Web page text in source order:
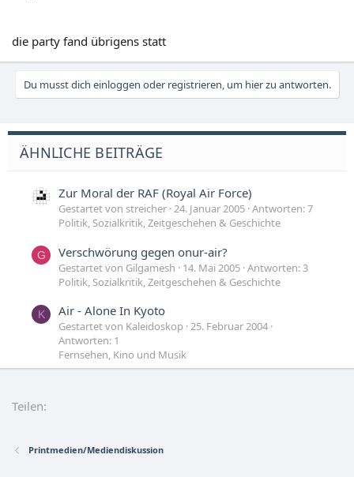
die party fand übrigens statt
Du musst dich einloggen oder registrieren, um hier zu antworten.
ÄHNLICHE BEITRÄGE
Zur Moral der RAF (Royal Air Force)
Gestartet von streicher 24. Januar 2005 Antworten: 7
Politik, Sozialkritik, Zeitgeschehen & Geschichte
G Verschwörung gegen onur-air?
Gestartet von Gilgamesh 14. Mai 2005 Antworten: 3
Politik, Sozialkritik, Zeitgeschehen & Geschichte
K Air - Alone In Kyoto
Gestartet von Kaleidoskop 25. Februar 2004
Antworten: 1
Fernsehen, Kino und Musik
Teilen:
Printmedien/Mediendiskussion